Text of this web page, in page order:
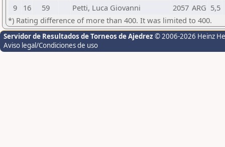
9
16 59 Petti, Luca Giovanni 2057 ARG 5,5
*) Rating difference of more than 400. It was limited to 400.
Servidor de Resultados de Torneos de Ajedrez © 2006-2026 Heinz
Aviso legal/Condiciones de uso